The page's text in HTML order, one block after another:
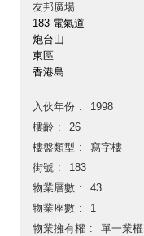
友邦廣場
183 電氣道
炮台山
東區
香港島
入伙年份
1998
樓齡
26
樓盤類型
寫字樓
街號
183
物業層數
43
物業座數
1
物業擁有權
單一業權